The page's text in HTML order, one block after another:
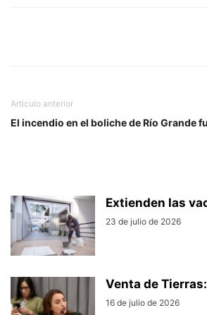
Artículo anterior
El incendio en el boliche de Río Grande
Extienden las
23 de julio de 2026
Venta de
16 de julio de 2026